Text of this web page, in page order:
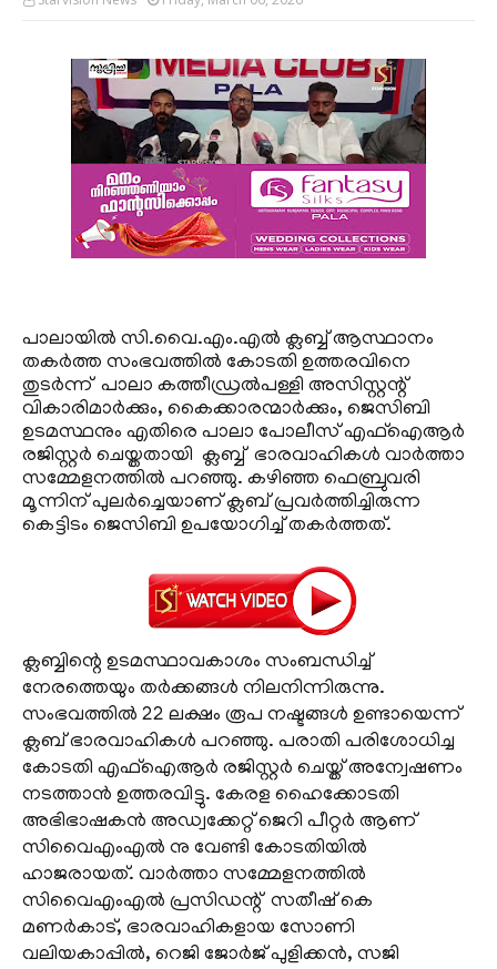
പാലായില്‍ സി.വൈ.എം.എല്‍ ക്ലബ്ബ് ആസ്ഥാനം
തകര്‍ത്ത സംഭവത്തില്‍ കോടതി ഉത്തരവിനെ
തുടര്‍ന്ന് പാലാ കത്തീഡ്രല്‍പള്ളി അസിസ്റ്റന്റ്
വികാരിമാര്‍ക്കും, കൈക്കാരന്മാര്‍ക്കും, ജെസിബി
ഉടമസ്ഥനും എതിരെ പാലാ പോലീസ് എഫ്‌ഐആര്‍
രജിസ്റ്റര്‍ ചെയ്തതായി ക്ലബ്ബ് ഭാരവാഹികള്‍ വാര്‍ത്താ
സമ്മേളനത്തില്‍ പറഞ്ഞു. കഴിഞ്ഞ ഫെബ്രുവരി
മൂന്നിന് പുലര്‍ച്ചെയാണ് ക്ലബ് പ്രവര്‍ത്തിച്ചിരുന്ന
കെട്ടിടം ജെസിബി ഉപയോഗിച്ച് തകര്‍ത്തത്.
ക്ലബ്ബിന്റെ ഉടമസ്ഥാവകാശം സംബന്ധിച്ച്
നേരത്തെയും തര്‍ക്കങ്ങള്‍ നിലനിന്നിരുന്നു.
സംഭവത്തില്‍ 22 ലക്ഷം രൂപ നഷ്ടങ്ങള്‍ ഉണ്ടായെന്ന്
ക്ലബ് ഭാരവാഹികള്‍ പറഞ്ഞു. പരാതി പരിശോധിച്ച
കോടതി എഫ്‌ഐആര്‍ രജിസ്റ്റര്‍ ചെയ്ത് അന്വേഷണം
നടത്താന്‍ ഉത്തരവിട്ടു. കേരള ഹൈക്കോടതി
അഭിഭാഷകന്‍ അഡ്വക്കേറ്റ് ജെറി പീറ്റര്‍ ആണ്
സിവൈഎംഎല്‍ നു വേണ്ടി കോടതിയില്‍
ഹാജരായത്. വാര്‍ത്താ സമ്മേളനത്തില്‍
സിവൈഎംഎല്‍ പ്രസിഡന്റ് സതീഷ് കെ
മണര്‍കാട്, ഭാരവാഹികളായ സോണി
വലിയകാപ്പില്‍, റെജി ജോര്‍ജ് പുളിക്കന്‍, സജി